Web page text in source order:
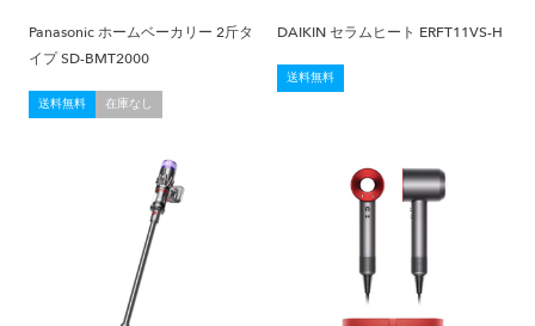
Panasonic ホームベーカリー 2斤タ
イプ SD-BMT2000
送料無料 在庫なし
DAIKIN セラムヒート ERFT11VS-H
送料無料